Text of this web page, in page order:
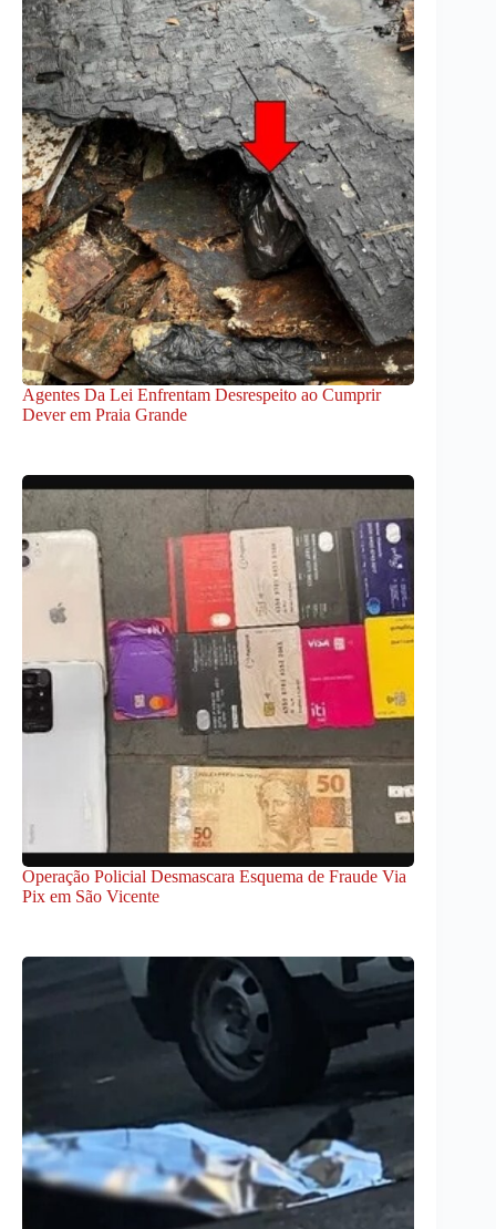
Agentes Da Lei Enfrentam Desrespeito ao Cumprir
Dever em Praia Grande
Operação Policial Desmascara Esquema de Fraude Via
Pix em São Vicente